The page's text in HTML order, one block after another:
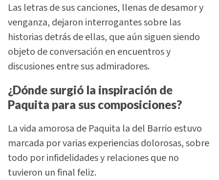
Las letras de sus canciones, llenas de desamor y
venganza, dejaron interrogantes sobre las
historias detrás de ellas, que aún siguen siendo
objeto de conversación en encuentros y
discusiones entre sus admiradores.
¿Dónde surgió la inspiración de
Paquita para sus composiciones?
La vida amorosa de Paquita la del Barrio estuvo
marcada por varias experiencias dolorosas, sobre
todo por infidelidades y relaciones que no
tuvieron un final feliz.